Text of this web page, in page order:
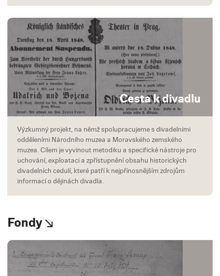
Cesta k divadlu
Výzkumný projekt, na němž spolupracujeme s divadelními
odděleními Národního muzea a Moravského zemského
muzea. Cílem je vyvinout metodiku a specifické nástroje pro
uchování, exploataci a zpřístupnění obsahu historických
divadelních cedulí, které patří k nejpřínosnějším zdrojům
informací o dějinách divadla.
Fondy